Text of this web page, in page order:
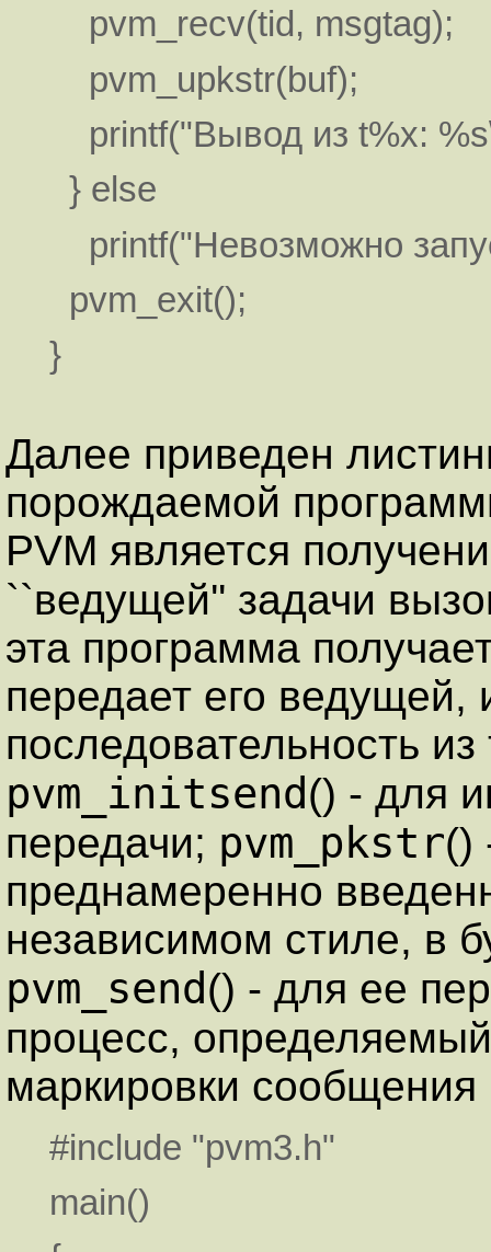
pvm_recv(tid, msgtag);
pvm_upkstr(buf);
printf("Вывод из t%x:
} else
printf("Невозможно
pvm_exit();
}
Далее приведен
порождаемой
PVM является
``ведущей'' задачи
эта программа
передает его ведущей,
последовательность
pvm_initsend() - для
передачи; pvm_pkstr()
преднамеренно
независимом стиле, в
pvm_send() - для ее
процесс,
маркировки
#include "pvm3.h"
main()